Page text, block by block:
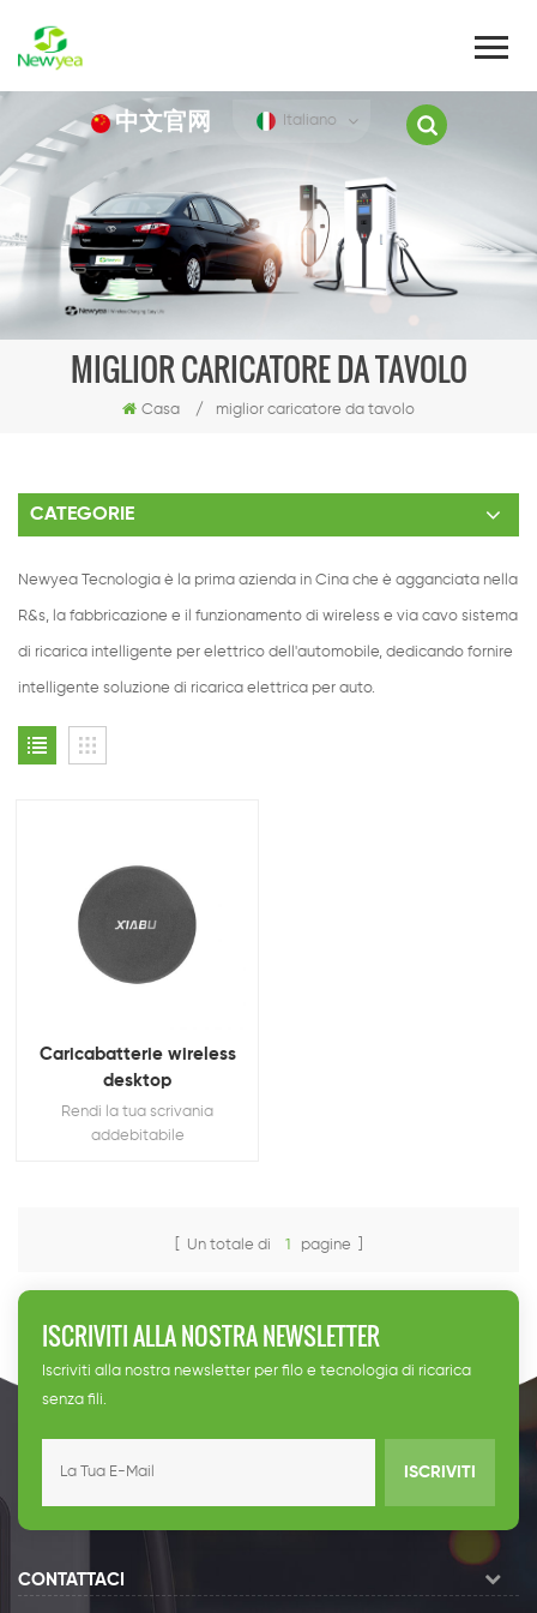
中文官网 Italiano
MIGLIOR CARICATORE DA TAVOLO
Casa / miglior caricatore da tavolo
CATEGORIE
Newyea Tecnologia è la prima azienda in Cina che è agganciata nella
R&s, la fabbricazione e il funzionamento di wireless e via cavo sistema
di ricarica intelligente per elettrico dell'automobile, dedicando fornire
intelligente soluzione di ricarica elettrica per auto.
Caricabatterie wireless
desktop
Rendi la tua scrivania
addebitabile
[ Un totale di 1 pagine ]
ISCRIVITI ALLA NOSTRA NEWSLETTER
Iscriviti alla nostra newsletter per filo e tecnologia di ricarica
senza fili.
ISCRIVITI
CONTATTACI